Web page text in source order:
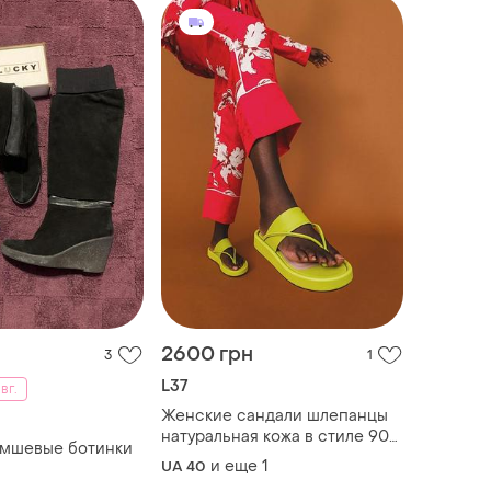
3
ботинки
2600 грн 1
L37
Женские сандали шлепанцы
натуральная кожа в стиле 90-
х от бренда l37 i'm so excited
UA 40 и еще 1